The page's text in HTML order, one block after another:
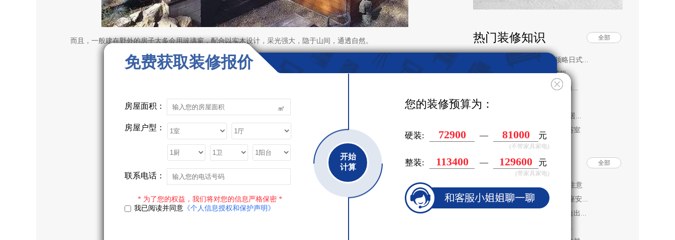
而且，一般建在野外的房子大多会用玻璃窗，配合以实木设计，采光强大，隐于山间，通透自然。 热门装修知识 全部
· 睡梦初醒后一解烦躁 带你领略日式...
·一套现代简约风格效果图赏析
129平日式风格三居室 是那样的...
·从简约家装设计效果图聊家装
上班族单身公寓 45平日式风格居...
打造一个完全符合个人需求的浴室
装修知识推荐 全部
中式室内装修要点 这些要点要注意
·长沙装修公司|房屋装修开关插座安...
这30㎡的超小型老房子，竟改造出...
Loft公寓小户型装修 利用楼梯...
免费获取装修报价
房屋面积： ㎡
房屋户型：
联系电话：
* 为了您的权益，我们将对您的信息严格保密 *
我已阅读并同意《个人信息授权和保护声明》
开始
计算
您的装修预算为：
硬装: 104400 — 116000 元
(不带家具家电)
整装: 150800 — 174000 元
(带家具家电)